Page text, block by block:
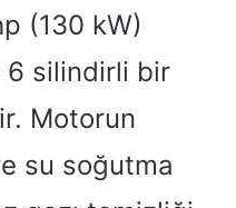
(130 kW)
6 silindirli bir
Motorun
su soğutma